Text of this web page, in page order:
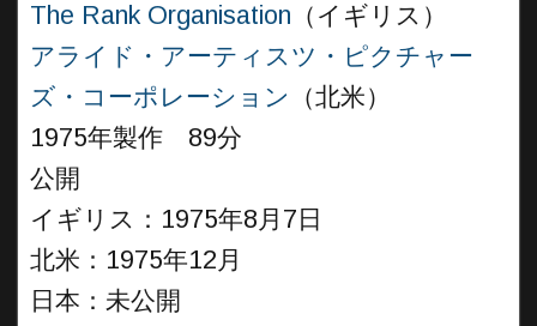
The Rank Organisation （イギリス）
アライド・アーティスツ・ピクチャー
ズ・コーポレーション
（北米）
1975年製作 89分
公開
イギリス：1975年8月7日
北米：1975年12月
日本：未公開